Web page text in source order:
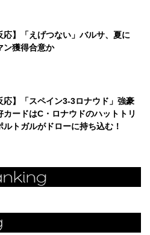
応】「えげつない」バルサ、夏に
ン獲得合意か
応】「スペイン3-3ロナウド」強豪
カードはC・ロナウドのハットトリ
ルトガルがドローに持ち込む！